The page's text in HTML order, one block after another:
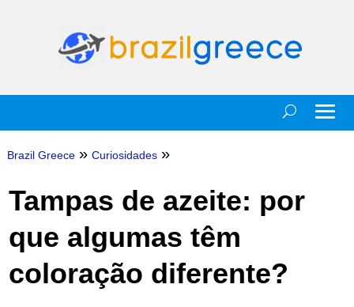
Brazil Greece » Curiosidades »
Tampas de azeite: por
que algumas têm
coloração diferente?